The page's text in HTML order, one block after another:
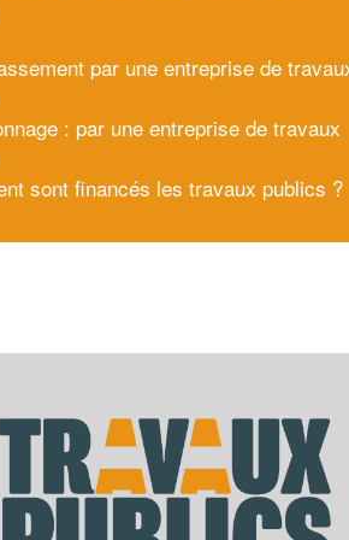
par une entreprise de
: par une entreprise de travaux
sont financés les travaux publics ?